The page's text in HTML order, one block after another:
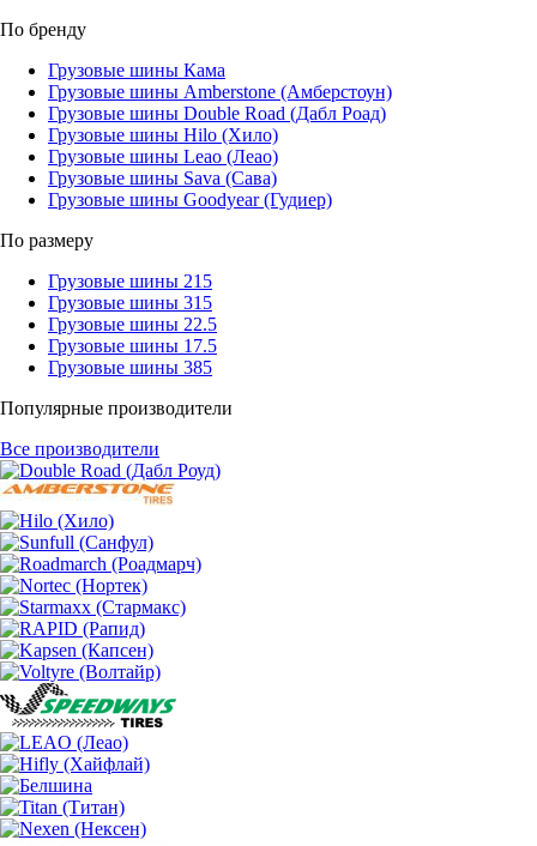
По бренду
Грузовые шины Кама
Грузовые шины Amberstone (Амберстоун)
Грузовые шины Double Road (Дабл Роад)
Грузовые шины Hilo (Хило)
Грузовые шины Leao (Леао)
Грузовые шины Sava (Сава)
Грузовые шины Goodyear (Гудиер)
По размеру
Грузовые шины 215
Грузовые шины 315
Грузовые шины 22.5
Грузовые шины 17.5
Грузовые шины 385
Популярные производители
Все производители